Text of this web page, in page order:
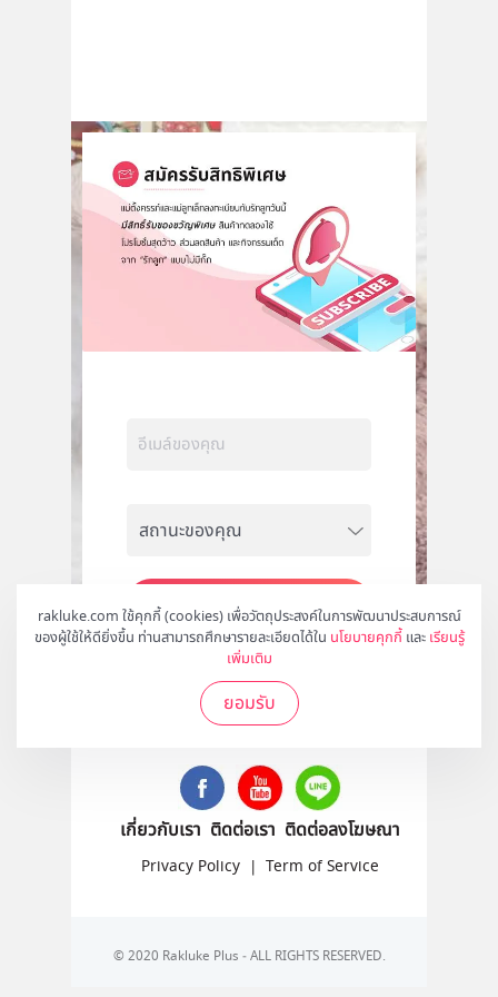
rakluke.com ใช้คุกกี้ (cookies) เพื่อวัตถุประสงค์ในการพัฒนาประสบการณ์
ของผู้ใช้ให้ดียิ่งขึ้น ท่านสามารถศึกษารายละเอียดได้ใน นโยบายคุกกี้ และ เรียนรู้
เพิ่มเติม
ยอมรับ
สมัคร
ติดตามเราได้ที่
เกี่ยวกับเรา ติดต่อเรา ติดต่อลงโฆษณา
Privacy Policy | Term of Service
© 2020 Rakluke Plus - ALL RIGHTS RESERVED.